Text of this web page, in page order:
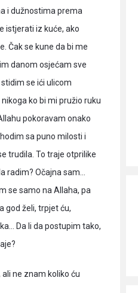
i dužnostima prema
istjerati iz kuće, ako
Čak se kune da bi me
danom osjećam sve
se ići ulicom
ko bi mi pružio ruku
pokoravam onako
sa puno milosti i
trudila. To traje otprilike
radim? Očajna sam…
se samo na Allaha, pa
god želi, trpjet ću,
Da li da postupim tako,
ne znam koliko ću